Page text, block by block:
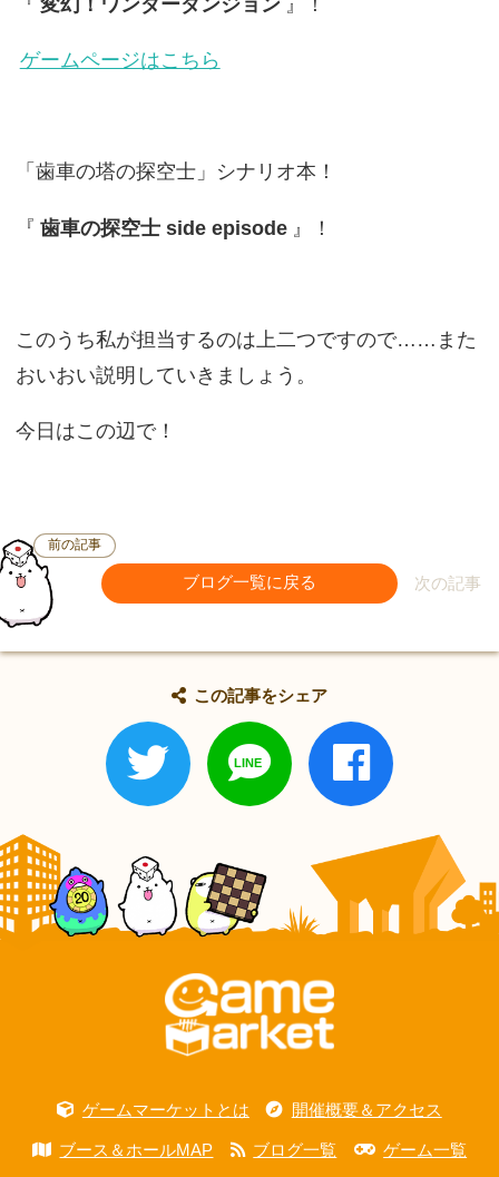
ゲームページはこちら
「歯車の塔の探空士」シナリオ本！
『 歯車の探空士 side episode 』！
このうち私が担当するのは上二つですので……また
おいおい説明していきましょう。
今日はこの辺で！
前の記事
ブログ一覧に戻る 次の記事
この記事をシェア
ゲームマーケットとは 開催概要＆アクセス
ブース＆ホールMAP ブログ一覧 ゲーム一覧